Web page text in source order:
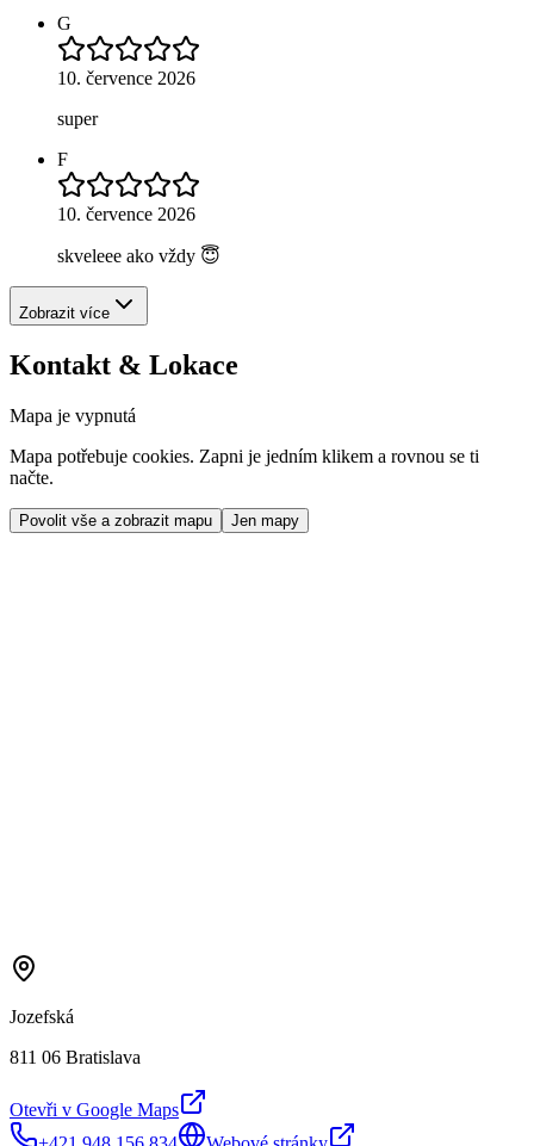
G
10. července 2026
super
F
10. července 2026
skveleee ako vždy 😇
Zobrazit více
Kontakt & Lokace
Mapa je vypnutá
Mapa potřebuje cookies. Zapni je jedním klikem a rovnou se ti
načte.
Povolit vše a zobrazit mapu Jen mapy
Jozefská
811 06 Bratislava
Otevři v Google Maps